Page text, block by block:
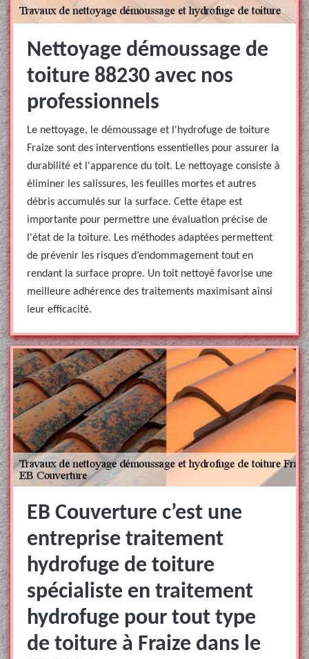
Nettoyage démoussage de
toiture 88230 avec nos
professionnels
Le nettoyage, le démoussage et l'hydrofuge de toiture
Fraize sont des interventions essentielles pour assurer la
durabilité et l'apparence du toit. Le nettoyage consiste à
éliminer les salissures, les feuilles mortes et autres
débris accumulés sur la surface. Cette étape est
importante pour permettre une évaluation précise de
l'état de la toiture. Les méthodes adaptées permettent
de prévenir les risques d’endommagement tout en
rendant la surface propre. Un toit nettoyé favorise une
meilleure adhérence des traitements maximisant ainsi
leur efficacité.
EB Couverture c’est une
entreprise traitement
hydrofuge de toiture
spécialiste en traitement
hydrofuge pour tout type
de toiture à Fraize dans le